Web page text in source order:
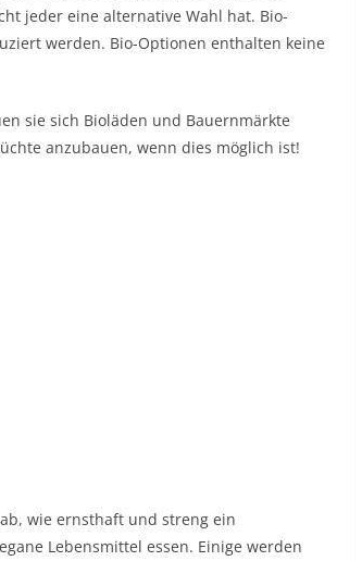
jeder eine alternative Wahl hat. Bio-
werden. Bio-Optionen enthalten keine
sie sich Bioläden und Bauernmärkte
anzubauen, wenn dies möglich ist!
wie ernsthaft und streng ein
Lebensmittel essen. Einige werden